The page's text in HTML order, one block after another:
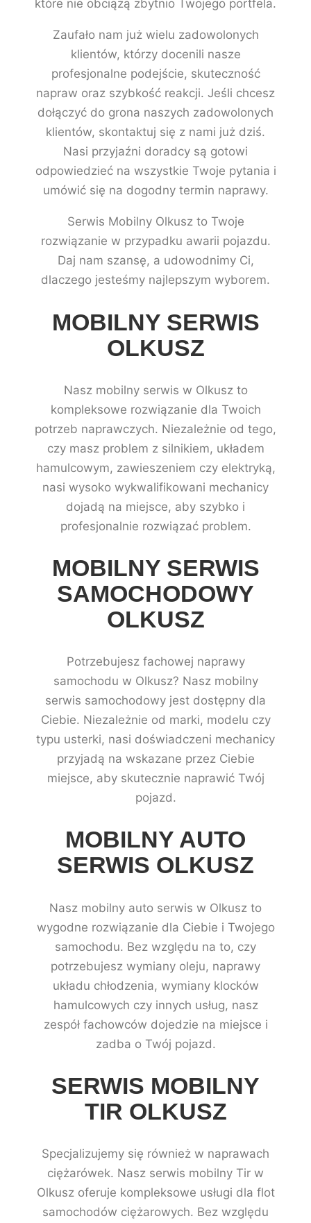
które nie obciążą zbytnio Twojego portfela.
Zaufało nam już wielu zadowolonych
klientów, którzy docenili nasze
profesjonalne podejście, skuteczność
napraw oraz szybkość reakcji. Jeśli chcesz
dołączyć do grona naszych zadowolonych
klientów, skontaktuj się z nami już dziś.
Nasi przyjaźni doradcy są gotowi
odpowiedzieć na wszystkie Twoje pytania i
umówić się na dogodny termin naprawy.
Serwis Mobilny Olkusz to Twoje
rozwiązanie w przypadku awarii pojazdu.
Daj nam szansę, a udowodnimy Ci,
dlaczego jesteśmy najlepszym wyborem.
MOBILNY SERWIS
OLKUSZ
Nasz mobilny serwis w Olkusz to
kompleksowe rozwiązanie dla Twoich
potrzeb naprawczych. Niezależnie od tego,
czy masz problem z silnikiem, układem
hamulcowym, zawieszeniem czy elektryką,
nasi wysoko wykwalifikowani mechanicy
dojadą na miejsce, aby szybko i
profesjonalnie rozwiązać problem.
MOBILNY SERWIS
SAMOCHODOWY
OLKUSZ
Potrzebujesz fachowej naprawy
samochodu w Olkusz? Nasz mobilny
serwis samochodowy jest dostępny dla
Ciebie. Niezależnie od marki, modelu czy
typu usterki, nasi doświadczeni mechanicy
przyjadą na wskazane przez Ciebie
miejsce, aby skutecznie naprawić Twój
pojazd.
MOBILNY AUTO
SERWIS OLKUSZ
Nasz mobilny auto serwis w Olkusz to
wygodne rozwiązanie dla Ciebie i Twojego
samochodu. Bez względu na to, czy
potrzebujesz wymiany oleju, naprawy
układu chłodzenia, wymiany klocków
hamulcowych czy innych usług, nasz
zespół fachowców dojedzie na miejsce i
zadba o Twój pojazd.
SERWIS MOBILNY
TIR OLKUSZ
Specjalizujemy się również w naprawach
ciężarówek. Nasz serwis mobilny Tir w
Olkusz oferuje kompleksowe usługi dla flot
samochodów ciężarowych. Bez względu